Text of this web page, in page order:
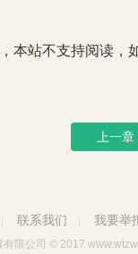
本站不支持阅读，
上一章
联系我们 我要举
有限公司 © 2017